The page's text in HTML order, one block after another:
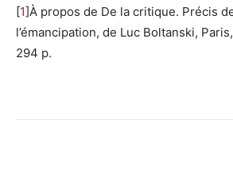
[1]À propos de De la critique. Précis
l’émancipation, de Luc Boltanski,
294 p.